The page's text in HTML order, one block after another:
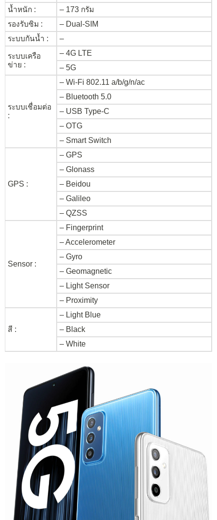
น้ำหนัก :
– 173 กรัม
รองรับซิม :
– Dual-SIM
ระบบกันน้ำ :
–
ระบบเครือ
ข่าย :
– 4G LTE
– 5G
ระบบเชื่อมต่อ
:
– Wi-Fi 802.11 a/b/g/n/ac
– Bluetooth 5.0
– USB Type-C
– OTG
– Smart Switch
GPS :
– GPS
– Glonass
– Beidou
– Galileo
– QZSS
Sensor :
– Fingerprint
– Accelerometer
– Gyro
– Geomagnetic
– Light Sensor
– Proximity
สี :
– Light Blue
– Black
– White